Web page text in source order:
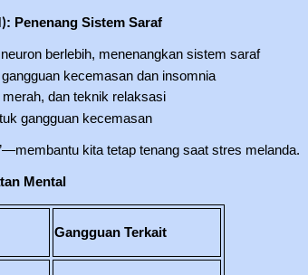
: Penenang Sistem Saraf
berlebih, menenangkan sistem saraf
kecemasan dan insomnia
dan teknik relaksasi
gangguan kecemasan
kita tetap tenang saat stres melanda.
Mental
Gangguan Terkait